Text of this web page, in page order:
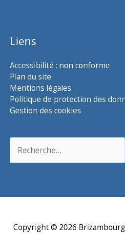
Liens
Accessibilité : non conforme
Plan du site
Mentions légales
Politique de protection des
Gestion des cookies
Copyright © 2026 Brizambourg